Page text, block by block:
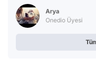
Arya
Onedio Üyesi